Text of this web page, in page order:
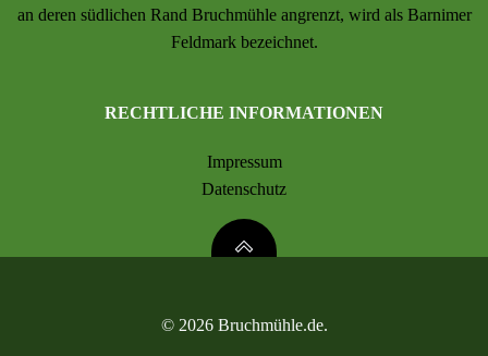
an deren südlichen Rand Bruchmühle angrenzt, wird als Barnimer
Feldmark bezeichnet.
RECHTLICHE INFORMATIONEN
Impressum
Datenschutz
© 2026 Bruchmühle.de.